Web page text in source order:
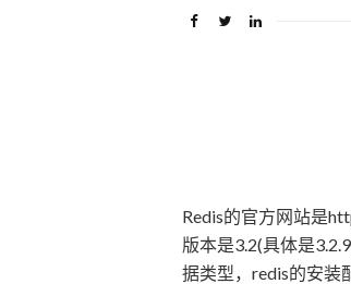
Redis的官方网站是
版本是3.2(具体是
据类型，redis的安装